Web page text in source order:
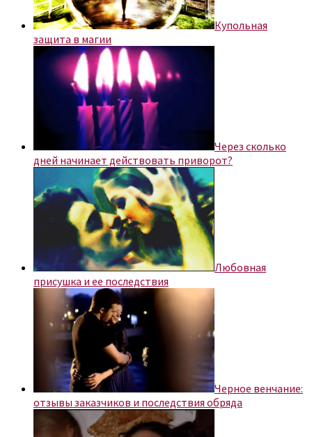
Купольная
защита в магии
Через сколько
дней начинает действовать приворот?
Любовная
присушка и ее последствия
Черное венчание:
отзывы заказчиков и последствия обряда